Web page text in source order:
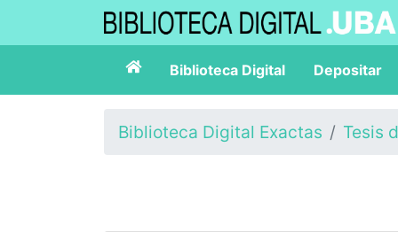
Biblioteca Digital Depositar
Biblioteca Digital Exactas Tesis